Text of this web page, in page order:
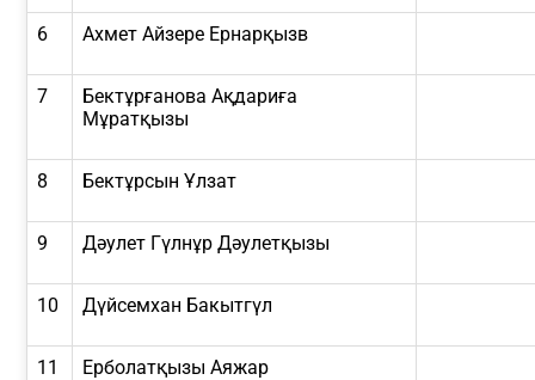
6 Ахмет Айзере Ернарқызв
7
Бектұрғанова Ақдариға
Мұратқызы
8 Бектұрсын Ұлзат
9 Дәулет Гүлнұр Дәулетқызы
10 Дүйсемхан Бакытгүл
11 Ерболатқызы Аяжар